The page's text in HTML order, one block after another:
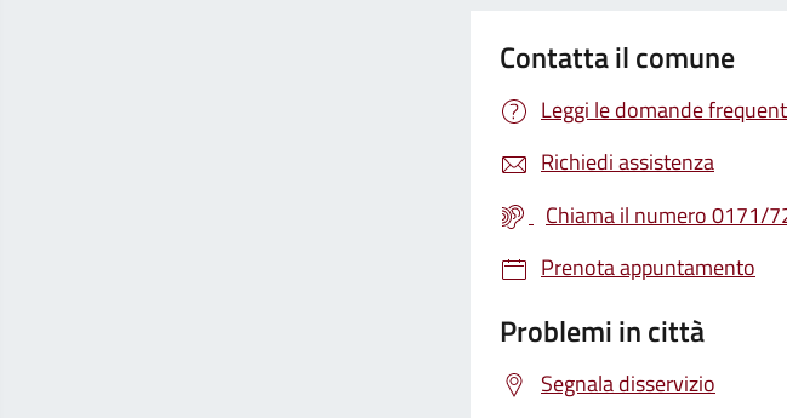
Contatta il comune
Leggi le domande
Richiedi assistenza
Chiama il numero 0171/
Prenota appuntamento
Problemi in città
Segnala disservizio